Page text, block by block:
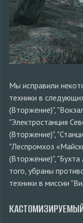
Мы исправили
техники в
(Вторжение)",
"Электростанция
(Вторжение)",
"Леспромхоз
(Вторжение)",
того, убраны
техники в миссии